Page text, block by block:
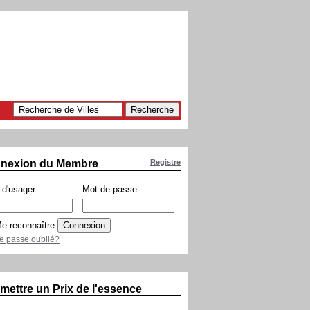
Registre
du Membre
Mot de passe
reconnaître
passe oublié?
un Prix de l'essence